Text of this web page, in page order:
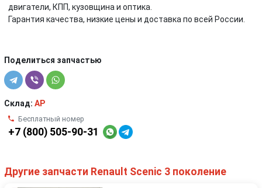
двигатели, КПП, кузовщина и оптика.
Гарантия качества, низкие цены и доставка по всей России.
Поделиться запчастью
Склад: AP
Бесплатный номер
+7 (800) 505-90-31
Другие запчасти Renault Scenic 3 поколение